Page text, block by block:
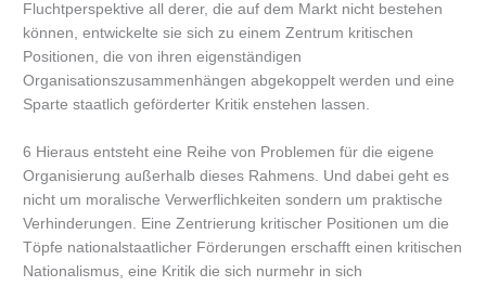
Fluchtperspektive all derer, die auf dem Markt nicht bestehen
können, entwickelte sie sich zu einem Zentrum kritischen
Positionen, die von ihren eigenständigen
Organisationszusammenhängen abgekoppelt werden und eine
Sparte staatlich geförderter Kritik enstehen lassen.
6 Hieraus entsteht eine Reihe von Problemen für die eigene
Organisierung außerhalb dieses Rahmens. Und dabei geht es
nicht um moralische Verwerflichkeiten sondern um praktische
Verhinderungen. Eine Zentrierung kritischer Positionen um die
Töpfe nationalstaatlicher Förderungen erschafft einen kritischen
Nationalismus, eine Kritik die sich nurmehr in sich